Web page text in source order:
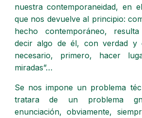
nuestra contemporaneidad, en
que nos devuelve al principio:
hecho contemporáneo,
decir algo de él, con verdad y
necesario, primero, hacer
miradas”…
Se nos impone un problema
tratara de un problema
enunciación, obviamente,